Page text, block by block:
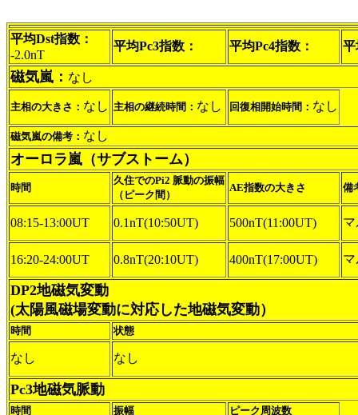
平均Dst指数：
-2.0nT
平均Pc3指数： 平均Pc4指数： 平
磁気嵐： なし
主相の大きさ： なし 主相の継続時間： なし 回復相開始時間： なし
磁気嵐の備考： なし
オーロラ嵐（サブストーム）
時間
久住でのPi2 脈動の振幅
（ピーク間）
AE指数の大きさ 備
08:15-13:00UT 0.1nT(10:50UT) 500nT(11:00UT)
16:20-24:00UT 0.8nT(20:10UT) 400nT(17:00UT)
DP2地磁気変動
(太陽風磁場変動に対応した地磁気変動）
時間 状態
なし なし
Pc3地磁気脈動
時間 振幅 ピーク周波数